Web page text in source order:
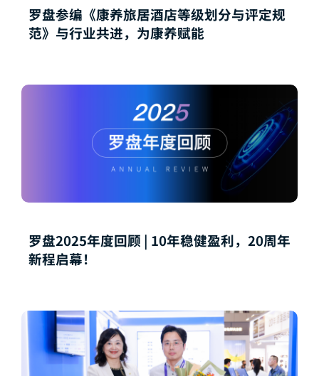
罗盘参编《康养旅居酒店等级划分与评定规
范》与行业共进，为康养赋能
罗盘2025年度回顾 | 10年稳健盈利，20周年
新程启幕！